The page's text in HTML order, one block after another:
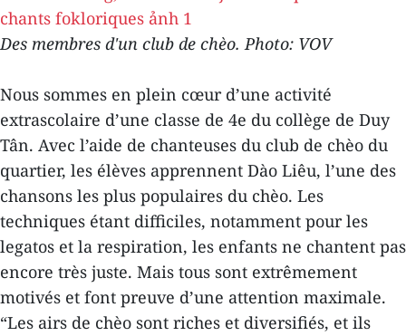
Des membres d'un club de chèo. Photo: VOV
Nous sommes en plein cœur d’une activité
extrascolaire d’une classe de 4e du collège de Duy
Tân. Avec l’aide de chanteuses du club de chèo du
quartier, les élèves apprennent Dào Liêu, l’une des
chansons les plus populaires du chèo. Les
techniques étant difficiles, notamment pour les
legatos et la respiration, les enfants ne chantent pas
encore très juste. Mais tous sont extrêmement
motivés et font preuve d’une attention maximale.
“Les airs de chèo sont riches et diversifiés, et ils